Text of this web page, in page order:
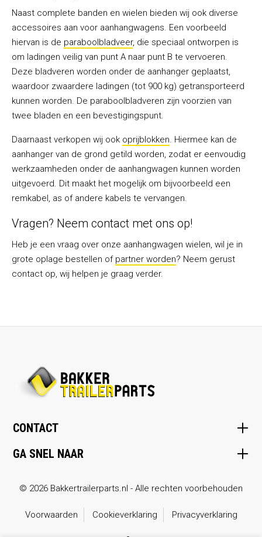
Naast complete banden en wielen bieden wij ook diverse
accessoires aan voor aanhangwagens. Een voorbeeld
hiervan is de paraboolbladveer, die speciaal ontworpen is
om ladingen veilig van punt A naar punt B te vervoeren.
Deze bladveren worden onder de aanhanger geplaatst,
waardoor zwaardere ladingen (tot 900 kg) getransporteerd
kunnen worden. De paraboolbladveren zijn voorzien van
twee bladen en een bevestigingspunt.
Daarnaast verkopen wij ook oprijblokken. Hiermee kan de
aanhanger van de grond getild worden, zodat er eenvoudig
werkzaamheden onder de aanhangwagen kunnen worden
uitgevoerd. Dit maakt het mogelijk om bijvoorbeeld een
remkabel, as of andere kabels te vervangen.
Vragen? Neem contact met ons op!
Heb je een vraag over onze aanhangwagen wielen, wil je in
grote oplage bestellen of partner worden? Neem gerust
contact op, wij helpen je graag verder.
CONTACT
GA SNEL NAAR
© 2026 Bakkertrailerparts.nl - Alle rechten voorbehouden
Voorwaarden Cookieverklaring Privacyverklaring